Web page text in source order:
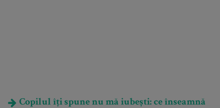
Copilul îți spune nu mă iubești: ce înseamnă